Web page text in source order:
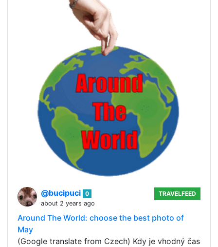
@bucipuci 0
about 2 years ago
TRAVELFEED
Around The World: choose the best photo of
May
(Google translate from Czech) Kdy je vhodný čas